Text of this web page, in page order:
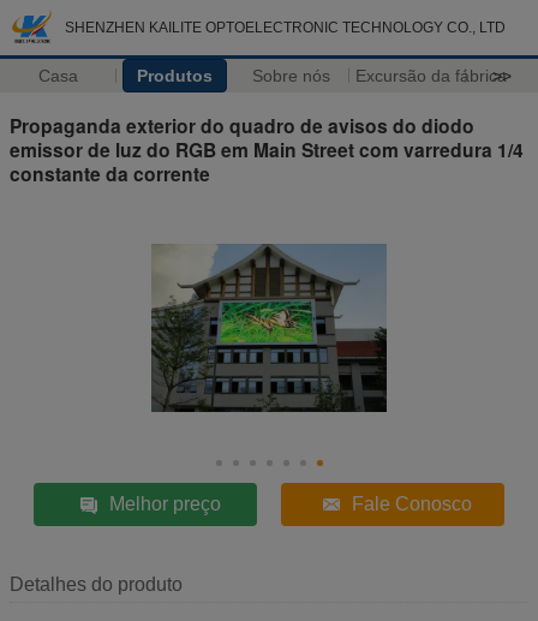
SHENZHEN KAILITE OPTOELECTRONIC TECHNOLOGY CO., LTD
Casa Produtos Sobre nós Excursão da fábrica
>>
Propaganda exterior do quadro de avisos do diodo
emissor de luz do RGB em Main Street com varredura 1/4
constante da corrente
Melhor preço Fale Conosco
Detalhes do produto